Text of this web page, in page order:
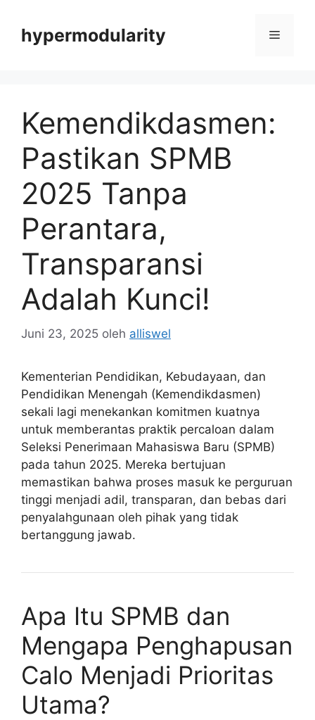
hypermodularity Menu
Kemendikdasmen:
Pastikan SPMB
2025 Tanpa
Perantara,
Transparansi
Adalah Kunci!
Juni 23, 2025 oleh alliswel
Kementerian Pendidikan, Kebudayaan, dan
Pendidikan Menengah (Kemendikdasmen)
sekali lagi menekankan komitmen kuatnya
untuk memberantas praktik percaloan dalam
Seleksi Penerimaan Mahasiswa Baru (SPMB)
pada tahun 2025. Mereka bertujuan
memastikan bahwa proses masuk ke perguruan
tinggi menjadi adil, transparan, dan bebas dari
penyalahgunaan oleh pihak yang tidak
bertanggung jawab.
Apa Itu SPMB dan
Mengapa Penghapusan
Calo Menjadi Prioritas
Utama?